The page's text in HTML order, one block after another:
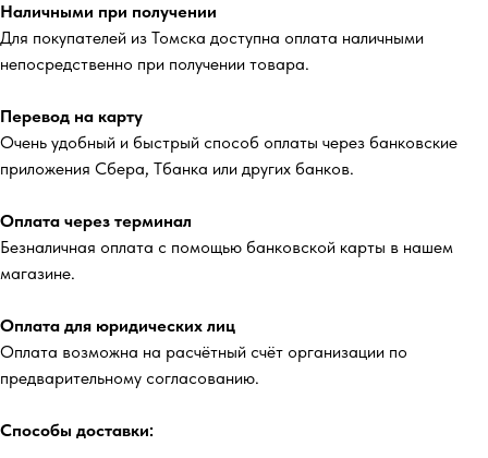
Наличными при получении
Для покупателей из Томска доступна оплата наличными
непосредственно при получении товара.
Перевод на карту
Очень удобный и быстрый способ оплаты через банковские
приложения Сбера, Тбанка или других банков.
Оплата через терминал
Безналичная оплата с помощью банковской карты в нашем
магазине.
Оплата для юридических лиц
Оплата возможна на расчётный счёт организации по
предварительному согласованию.
Способы доставки: